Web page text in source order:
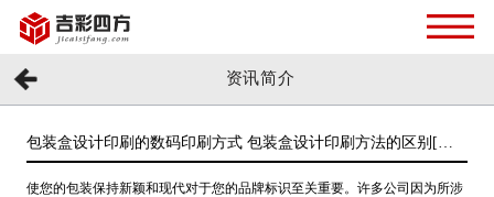
资讯简介
包装盒设计印刷的数码印刷方式 包装盒设计印刷方法的区别[吉
使您的包装保持新颖和现代对于您的品牌标识至关重要。许多公司因为所涉